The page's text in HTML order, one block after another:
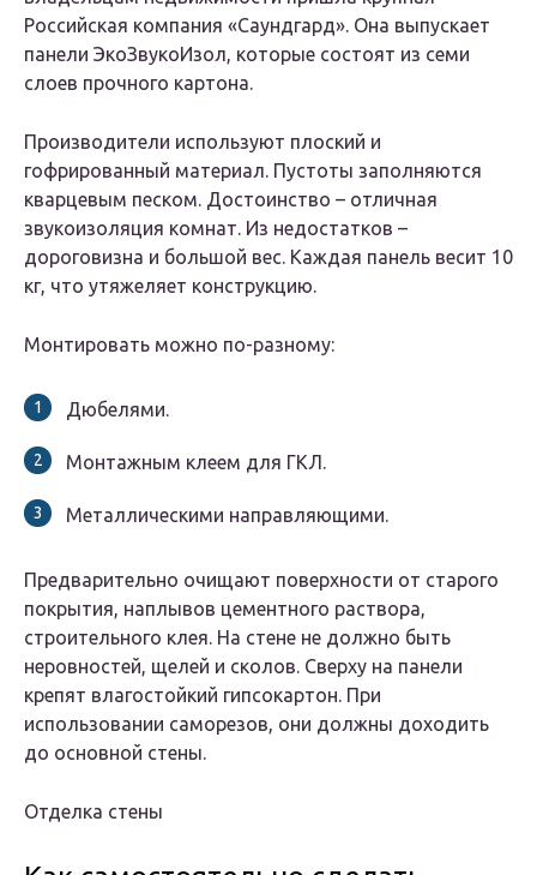
Российская компания «Саундгард». Она выпускает
панели ЭкоЗвукоИзол, которые состоят из семи
слоев прочного картона.
Производители используют плоский и
гофрированный материал. Пустоты заполняются
кварцевым песком. Достоинство – отличная
звукоизоляция комнат. Из недостатков –
дороговизна и большой вес. Каждая панель весит 10
кг, что утяжеляет конструкцию.
Монтировать можно по-разному:
Дюбелями.
Монтажным клеем для ГКЛ.
Металлическими направляющими.
Предварительно очищают поверхности от старого
покрытия, наплывов цементного раствора,
строительного клея. На стене не должно быть
неровностей, щелей и сколов. Сверху на панели
крепят влагостойкий гипсокартон. При
использовании саморезов, они должны доходить
до основной стены.
Отделка стены